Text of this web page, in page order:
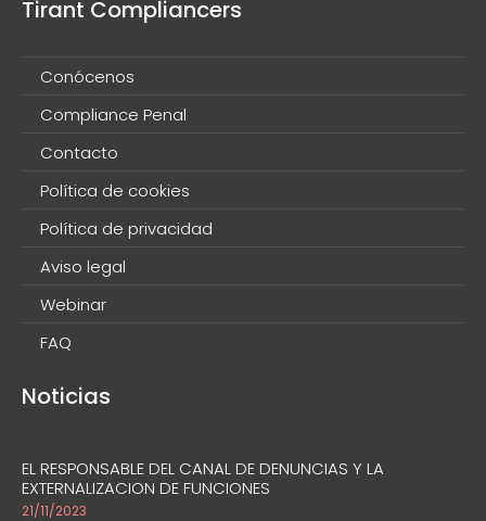
Tirant Compliancers
Conócenos
Compliance Penal
Contacto
Política de cookies
Política de privacidad
Aviso legal
Webinar
FAQ
Noticias
EL RESPONSABLE DEL CANAL DE DENUNCIAS Y LA
EXTERNALIZACION DE FUNCIONES
21/11/2023